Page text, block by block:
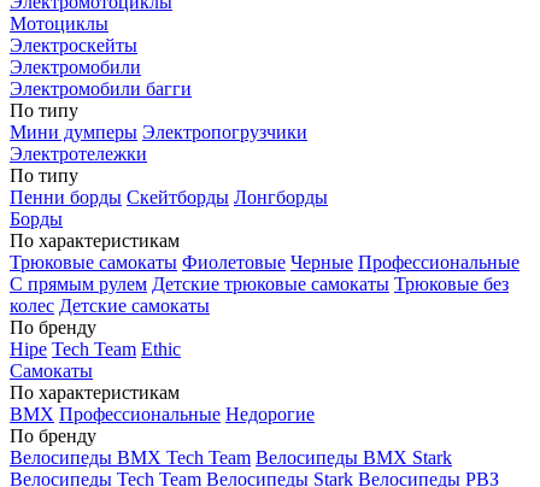
Мотоциклы
Электроскейты
Электромобили
Электромобили багги
По типу
Мини думперы Электропогрузчики
Электротележки
По типу
Пенни борды Скейтборды Лонгборды
Борды
По характеристикам
Трюковые самокаты Фиолетовые Черные Профессиональные
С прямым рулем Детские трюковые самокаты Трюковые без
колес Детские самокаты
По бренду
Hipe Tech Team Ethic
Самокаты
По характеристикам
BMX Профессиональные Недорогие
По бренду
Велосипеды BMX Tech Team Велосипеды BMX Stark
Велосипеды Tech Team Велосипеды Stark Велосипеды РВЗ